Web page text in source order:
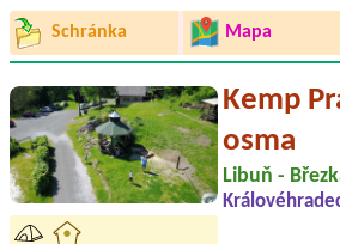
Schránka Mapa
Kemp
osma
Libuň -